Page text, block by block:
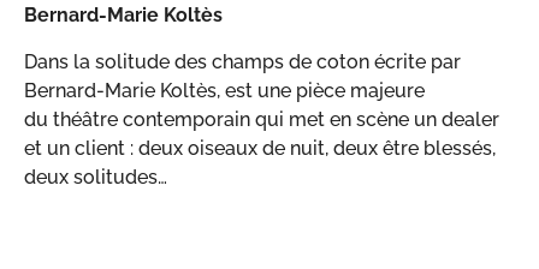
Bernard-Marie Koltès
Dans la solitude des champs de coton écrite par
Bernard-Marie Koltès, est une pièce majeure
du théâtre contemporain qui met en scène un dealer
et un client : deux oiseaux de nuit, deux être blessés,
deux solitudes…